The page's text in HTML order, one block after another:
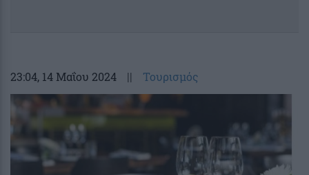
23:04, 14 Μαΐου 2024 || Τουρισμός